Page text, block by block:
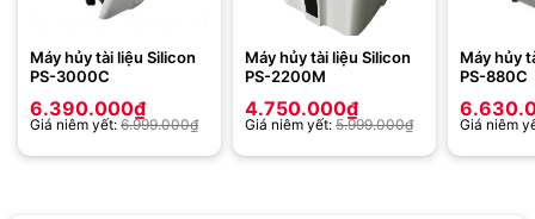
Máy hủy tài liệu Silicon
PS-3000C
6.390.000₫
Giá niêm yết: 6.999.000₫
Máy hủy tài liệu Silicon
PS-2200M
4.750.000₫
Giá niêm yết: 5.999.000₫
Máy hủy
PS-880C
Giá niêm